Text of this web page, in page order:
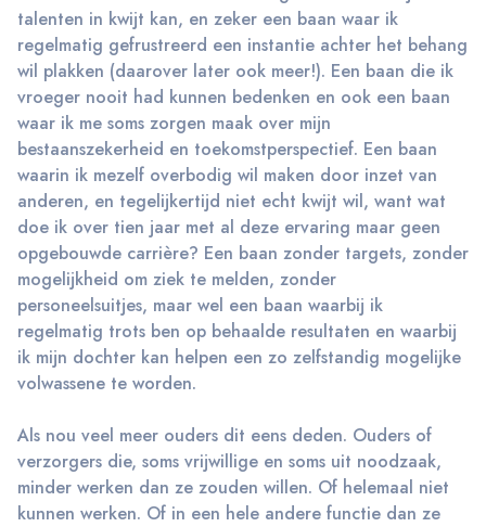
talenten in kwijt kan, en zeker een baan waar ik
regelmatig gefrustreerd een instantie achter het behang
wil plakken (daarover later ook meer!). Een baan die ik
vroeger nooit had kunnen bedenken en ook een baan
waar ik me soms zorgen maak over mijn
bestaanszekerheid en toekomstperspectief. Een baan
waarin ik mezelf overbodig wil maken door inzet van
anderen, en tegelijkertijd niet echt kwijt wil, want wat
doe ik over tien jaar met al deze ervaring maar geen
opgebouwde carrière? Een baan zonder targets, zonder
mogelijkheid om ziek te melden, zonder
personeelsuitjes, maar wel een baan waarbij ik
regelmatig trots ben op behaalde resultaten en waarbij
ik mijn dochter kan helpen een zo zelfstandig mogelijke
volwassene te worden.
Als nou veel meer ouders dit eens deden. Ouders of
verzorgers die, soms vrijwillige en soms uit noodzaak,
minder werken dan ze zouden willen. Of helemaal niet
kunnen werken. Of in een hele andere functie dan ze